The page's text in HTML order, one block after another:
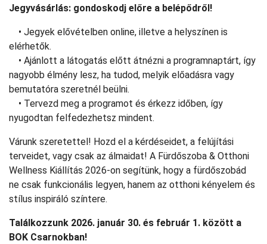
Jegyvásárlás: gondoskodj előre a belépődről!
• Jegyek elővételben online, illetve a helyszínen is
elérhetők.
• Ajánlott a látogatás előtt átnézni a programnaptárt, így
nagyobb élmény lesz, ha tudod, melyik előadásra vagy
bemutatóra szeretnél beülni.
• Tervezd meg a programot és érkezz időben, így
nyugodtan felfedezhetsz mindent.
Várunk szeretettel! Hozd el a kérdéseidet, a felújítási
terveidet, vagy csak az álmaidat! A Fürdőszoba & Otthoni
Wellness Kiállítás 2026-on segítünk, hogy a fürdőszobád
ne csak funkcionális legyen, hanem az otthoni kényelem és
stílus inspiráló színtere.
Találkozzunk 2026. január 30. és február 1. között a
BOK Csarnokban!